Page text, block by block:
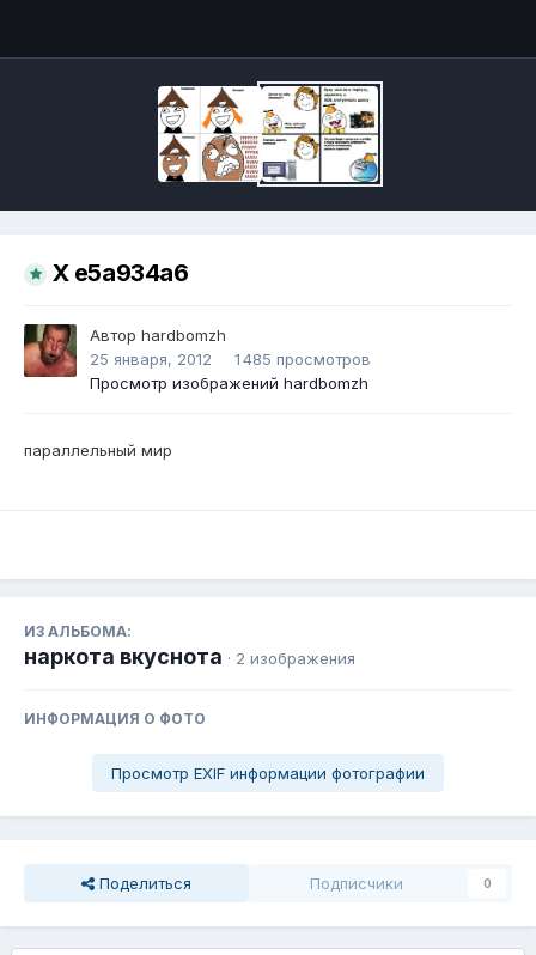
X e5a934a6
Автор hardbomzh
25 января, 2012
1 485 просмотров
Просмотр изображений hardbomzh
параллельный мир
ИЗ АЛЬБОМА:
наркота вкуснота · 2 изображения
ИНФОРМАЦИЯ О ФОТО
Просмотр EXIF информации фотографии
Поделиться Подписчики 0